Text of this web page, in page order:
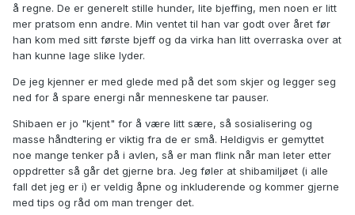
å regne. De er generelt stille hunder, lite bjeffing, men noen er litt
mer pratsom enn andre. Min ventet til han var godt over året før
han kom med sitt første bjeff og da virka han litt overraska over at
han kunne lage slike lyder.
De jeg kjenner er med glede med på det som skjer og legger seg
ned for å spare energi når menneskene tar pauser.
Shibaen er jo "kjent" for å være litt sære, så sosialisering og
masse håndtering er viktig fra de er små. Heldigvis er gemyttet
noe mange tenker på i avlen, så er man flink når man leter etter
oppdretter så går det gjerne bra. Jeg føler at shibamiljøet (i alle
fall det jeg er i) er veldig åpne og inkluderende og kommer gjerne
med tips og råd om man trenger det.